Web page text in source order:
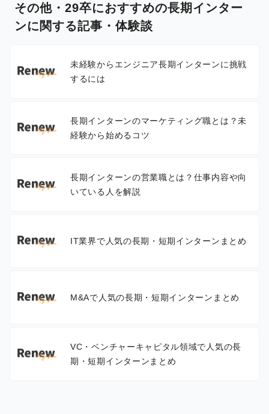
その他・29卒におすすめの長期インター
ンに関する記事・体験談
未経験からエンジニア長期インターンに挑戦
するには
長期インターンのマーケティング職とは？未
経験から始めるコツ
長期インターンの営業職とは？仕事内容や向
いている人を解説
IT業界で人気の長期・短期インターンまとめ
M&Aで人気の長期・短期インターンまとめ
VC・ベンチャーキャピタル領域で人気の長
期・短期インターンまとめ